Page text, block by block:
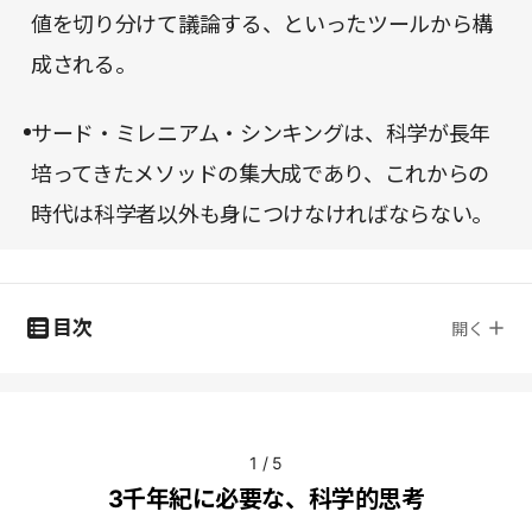
値を切り分けて議論する、といったツールから構
成される。
サード・ミレニアム・シンキングは、科学が長年
培ってきたメソッドの集大成であり、これからの
時代は科学者以外も身につけなければならない。
目次 開く
1 / 5
3千年紀に必要な、科学的思考